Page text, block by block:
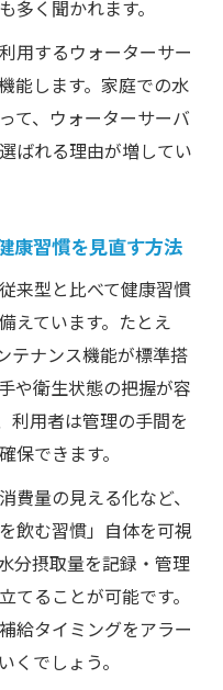
多く聞かれます。
用するウォーターサー
能します。家庭での水
て、ウォーターサーバ
ばれる理由が増してい
康習慣を見直す方法
来型と比べて健康習慣
えています。たとえ
テナンス機能が標準搭
や衛生状態の把握が容
利用者は管理の手間を
保できます。
費量の見える化など、
飲む習慣」自体を可視
分摂取量を記録・管理
てることが可能です。
給タイミングをアラー
くでしょう。